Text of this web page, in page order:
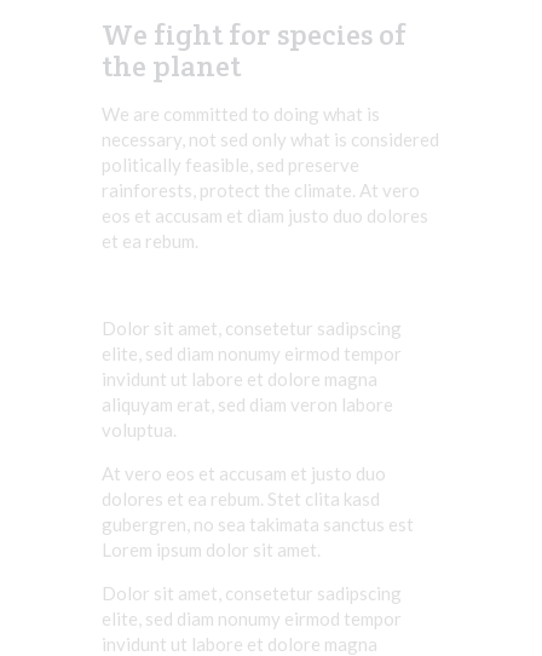
We fight for species of
the planet
We are committed to doing what is
necessary, not sed only what is considered
politically feasible, sed preserve
rainforests, protect the climate. At vero
eos et accusam et diam justo duo dolores
et ea rebum.
Dolor sit amet, consetetur sadipscing
elite, sed diam nonumy eirmod tempor
invidunt ut labore et dolore magna
aliquyam erat, sed diam veron labore
voluptua.
At vero eos et accusam et justo duo
dolores et ea rebum. Stet clita kasd
gubergren, no sea takimata sanctus est
Lorem ipsum dolor sit amet.
Dolor sit amet, consetetur sadipscing
elite, sed diam nonumy eirmod tempor
invidunt ut labore et dolore magna